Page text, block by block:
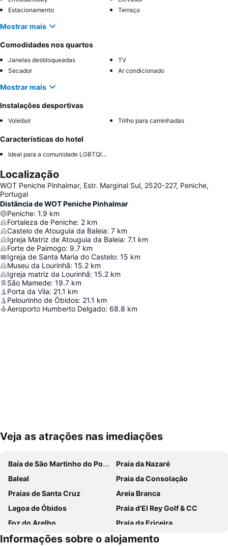
Estacionamento
Terraço
Mostrar mais
Comodidades nos quartos
Janelas desbloqueadas
TV
Secador
Ar condicionado
Mostrar mais
Instalações desportivas
Voleibol Trilho para caminhadas
Características do hotel
Ideal para a comunidade LGBTQIA+
Localização
WOT Peniche Pinhalmar, Estr. Marginal Sul, 2520-227, Peniche,
Portugal
Distância de WOT Peniche Pinhalmar
Peniche: 1.9 km
Fortaleza de Peniche: 2 km
Castelo de Atouguia da Baleia: 7 km
Igreja Matriz de Atouguia da Baleia: 7.1 km
Forte de Paimogo: 9.7 km
Igreja de Santa Maria do Castelo: 15 km
Museu da Lourinhã: 15.2 km
Igreja matriz da Lourinhã: 15.2 km
São Mamede: 19.7 km
Porta da Vila: 21.1 km
Pelourinho de Óbidos: 21.1 km
Aeroporto Humberto Delgado: 68.8 km
Ampliar mapa
Veja as atrações nas imediações
Baía de São Martinho do Porto
Praia da Nazaré
Baleal
Praia da Consolação
Praias de Santa Cruz
Areia Branca
Lagoa de Óbidos
Praia d'El Rey Golf & CC
Foz do Arelho
Praia da Ericeira
Monumento Comemorativo da Batalha do Vimeiro
Mosteiro de Alcobaça
Informações sobre o alojamento